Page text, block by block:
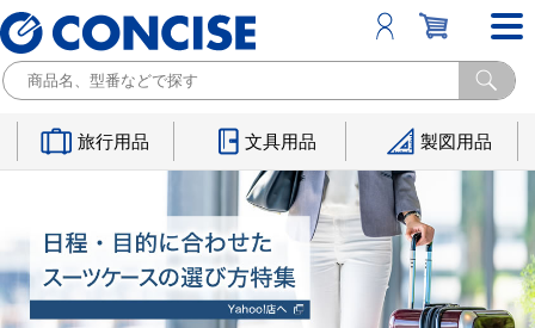
旅行用品 文具用品 製図用品